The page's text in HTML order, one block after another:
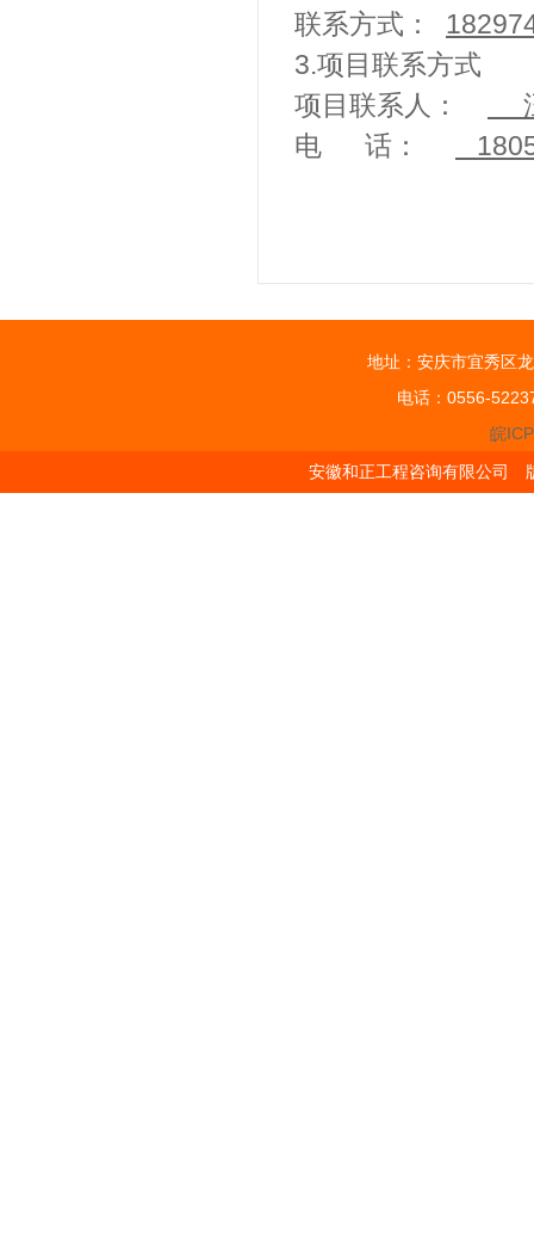
联系方式：
3.项目联系方式
项目联系人：
电 话：
地址：安庆市宜秀区
电话：0556-
皖
安徽和正工程咨询有限公司